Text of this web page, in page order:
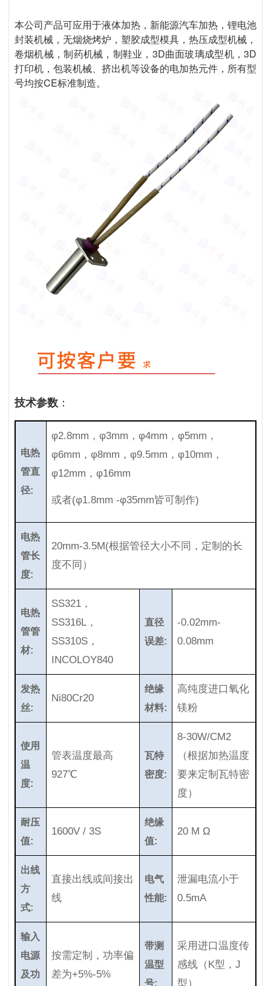
本公司产品可应用于液体加热，新能源汽车加热，锂电池
封装机械，无烟烧烤炉，塑胶成型模具，热压成型机械，
卷烟机械，制药机械，制鞋业，3D曲面玻璃成型机，3D
打印机，包装机械、挤出机等设备的电加热元件，所有型
号均按CE标准制造。
技术参数：
电热
管直
径:
φ2.8mm，φ3mm，φ4mm，φ5mm，
φ6mm，φ8mm，φ9.5mm，φ10mm，
φ12mm，φ16mm
或者(φ1.8mm -φ35mm皆可制作)
电热
管长
度:
20mm-3.5M(根据管径大小不同，定制的长
度不同）
电热
管管
材:
SS321，
SS316L，
SS310S，
INCOLOY840
直径
误差:
-0.02mm-
0.08mm
发热
丝:
Ni80Cr20
绝缘
材料:
高纯度进口氧化
镁粉
使用
温
度:
管表温度最高
927℃
瓦特
密度:
8-30W/CM2
（根据加热温度
要来定制瓦特密
度）
耐压
值:
1600V / 3S
绝缘
值:
20 M Ω
出线
方
式:
直接出线或间接出
线
电气
性能:
泄漏电流小于
0.5mA
输入
电源
及功
按需定制，功率偏
差为+5%-5%
带测
温型
号:
采用进口温度传
感线（K型，J
型）